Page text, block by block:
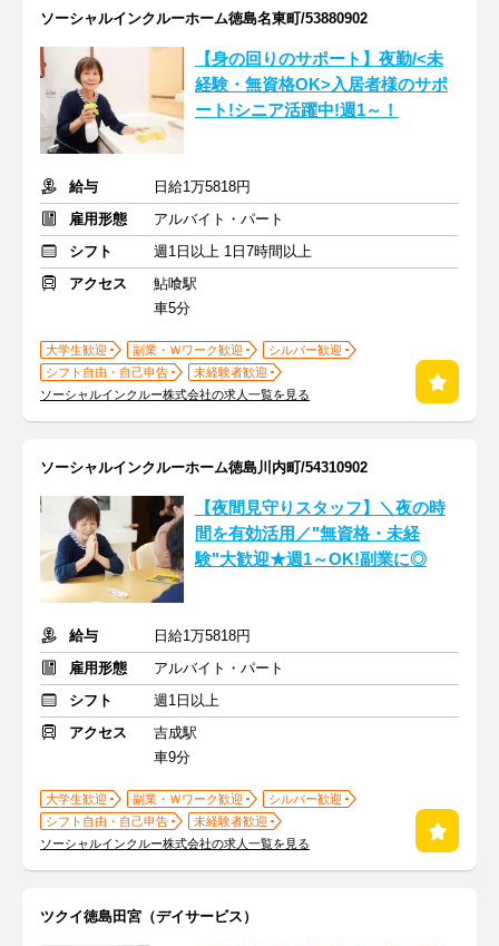
ソーシャルインクルーホーム徳島名東町/53880902
【身の回りのサポート】夜勤/<未
経験・無資格OK>入居者様のサポ
ート!シニア活躍中!週1～！
給与
日給1万5818円
雇用形態
アルバイト・パート
シフト
週1日以上 1日7時間以上
アクセス
鮎喰駅
車5分
大学生歓迎 副業・Ｗワーク歓迎
シルバー歓迎
シフト自由・自己申告
未経験者歓迎
ソーシャルインクルー株式会社の求人一覧を見る
ソーシャルインクルーホーム徳島川内町/54310902
【夜間見守りスタッフ】＼夜の時
間を有効活用／"無資格・未経
験"大歓迎★週1～OK!副業に◎
給与
日給1万5818円
雇用形態
アルバイト・パート
シフト
週1日以上
アクセス
吉成駅
車9分
大学生歓迎 副業・Ｗワーク歓迎
シルバー歓迎
シフト自由・自己申告
未経験者歓迎
ソーシャルインクルー株式会社の求人一覧を見る
ツクイ徳島田宮（デイサービス）